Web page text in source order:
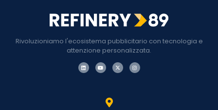
Rivoluzioniamo l'ecosistema pubblicitario con tecnologia e
attenzione personalizzata.